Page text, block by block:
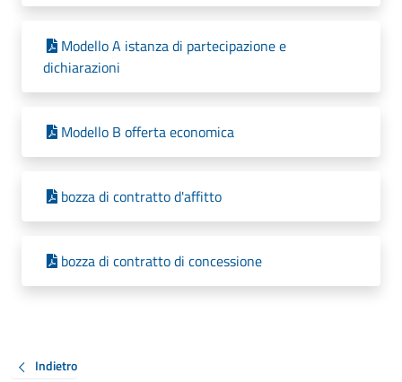
Modello A istanza di partecipazione e
dichiarazioni
Modello B offerta economica
bozza di contratto d'affitto
bozza di contratto di concessione
Indietro